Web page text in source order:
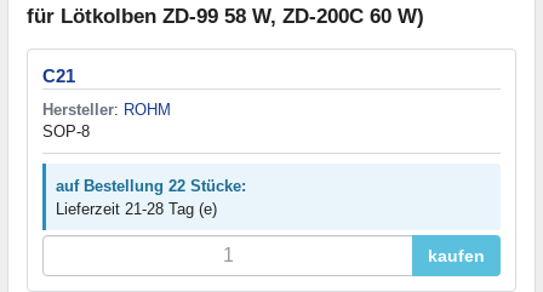
für Lötkolben ZD-99 58 W, ZD-200C 60 W)
C21
Hersteller: ROHM
SOP-8
auf Bestellung 22 Stücke:
Lieferzeit 21-28 Tag (e)
kaufen